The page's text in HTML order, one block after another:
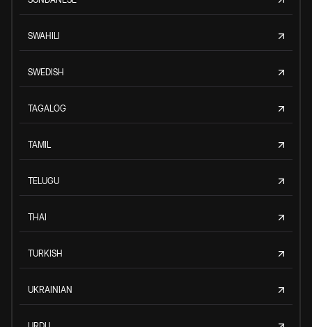
SWAHILI
SWEDISH
TAGALOG
TAMIL
TELUGU
THAI
TURKISH
UKRAINIAN